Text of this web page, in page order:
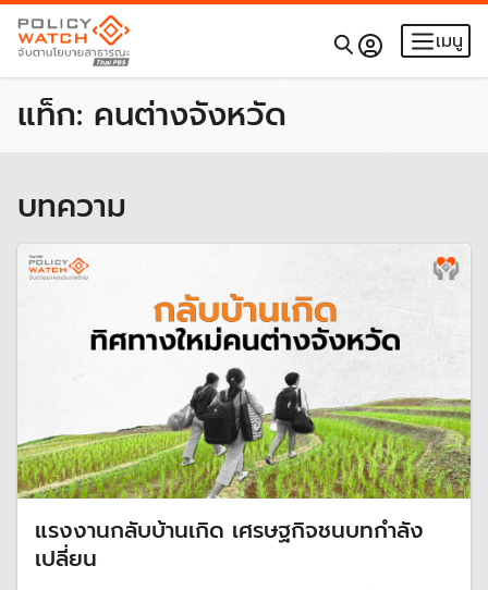
เมนู
แท็ก: คนต่างจังหวัด
บทความ
แรงงานกลับบ้านเกิด เศรษฐกิจชนบทกำลัง
เปลี่ยน